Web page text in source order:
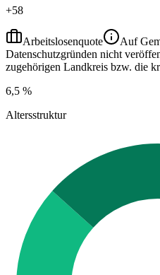
+58
Arbeitslosenquote
Auf
Datenschutzgründen nicht
zugehörigen Landkreis bzw. die
6,5 %
Altersstruktur